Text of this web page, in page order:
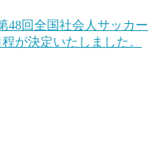
48回全国社会人サッカー
が決定いたしました。